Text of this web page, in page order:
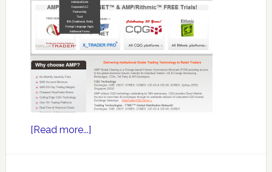
[Read more...]